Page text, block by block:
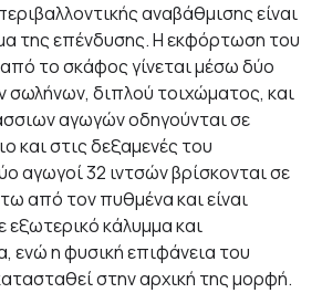
αναβάθμισης είναι
της επένδυσης. Η εκφόρτωση του
το σκάφος γίνεται μέσω δύο
σωλήνων, διπλού τοιχώματος, και
αγωγών οδηγούνται σε
και στις δεξαμενές του
αγωγοί 32 ιντσών βρίσκονται σε
από τον πυθμένα και είναι
εξωτερικό κάλυμμα και
ενώ η φυσική επιφάνεια του
στην αρχική της μορφή.